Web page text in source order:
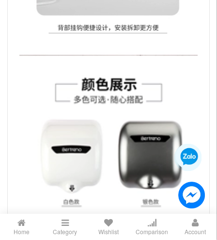
Home Category Wishlist Comparison Account